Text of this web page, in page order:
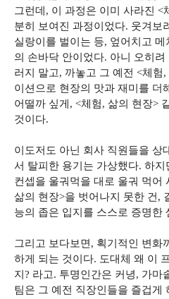
그런데, 이 과정은 이미 사라진 <
분히 보여진 과정이었다. 웃겨보
실랑이를 벌이는 등, 엎어치고
의 손바닥 안이었다. 아니 오히
러지 말고, 까놓고 그 예전 <체험
이션으로 현장의 맛과 재미를 더
어떨까 싶게, <체험, 삶의 현장>
것이다.
이도저도 아닌 회사 직원들을 상
서 탈피한 용기는 가상했다. 하
컨셉을 울궈먹을 대로 울궈 먹어
삶의 현장>을 벗어나지 못한 건,
능의 좁은 입지를 스스로 증명한
그리고 보다보면, 획기적인 변화
하게 되는 것이다. 도대체 왜 이
지? 라고. 투명인간은 커녕, 가마
팀은 그 예전 직장인들을 즐겁게